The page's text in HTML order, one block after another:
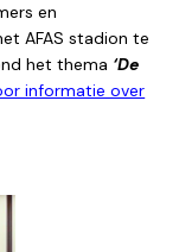
en
AFAS stadion te
het thema ‘De
informatie over